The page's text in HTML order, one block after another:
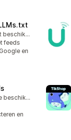
Gratis abonnement beschikbaar
feeds
en
Gratis proefperiode beschikbaar
en